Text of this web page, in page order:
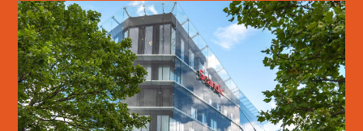
SCANDIC SPECTRUM